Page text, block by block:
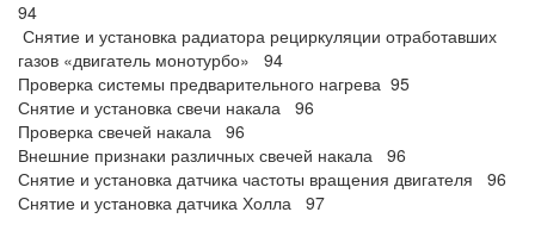
94
Снятие и установка радиатора рециркуляции отработавших
газов «двигатель монотурбо» 94
Проверка системы предварительного нагрева 95
Снятие и установка свечи накала 96
Проверка свечей накала 96
Внешние признаки различных свечей накала 96
Снятие и установка датчика частоты вращения двигателя 96
Снятие и установка датчика Холла 97